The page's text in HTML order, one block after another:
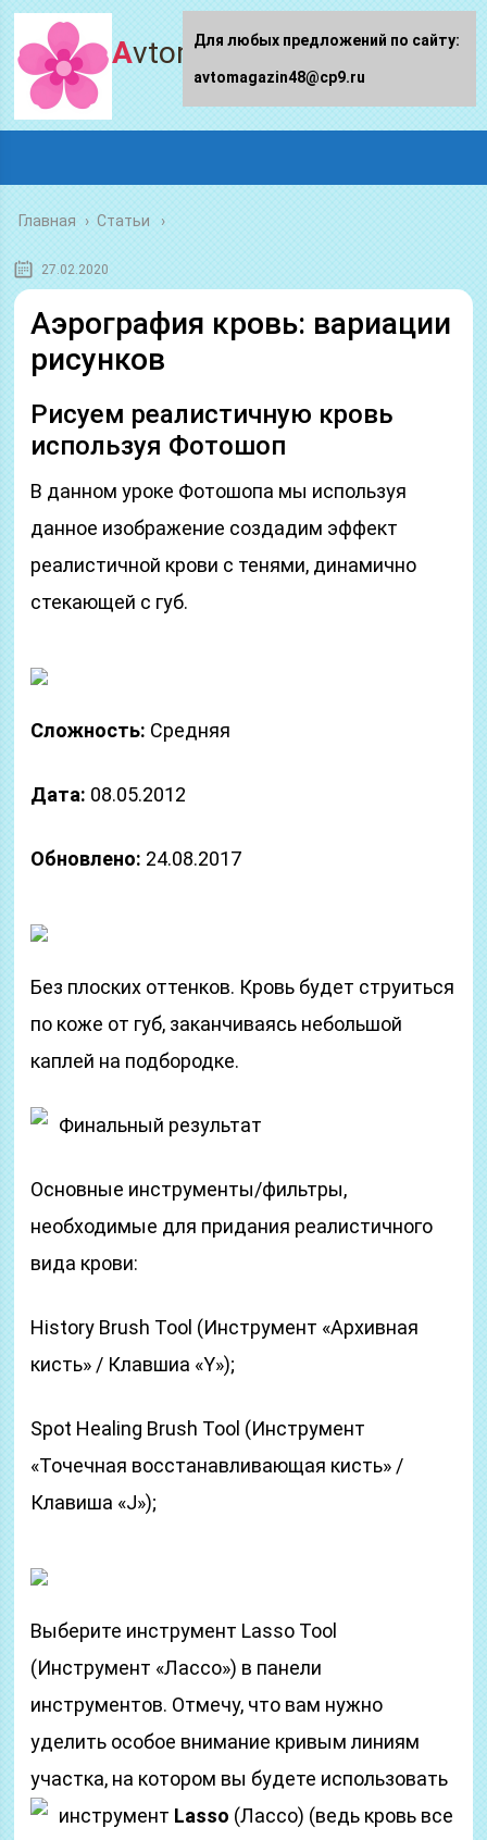
Avtomagazin48.ru
Главная › Статьи
27.02.2020
Аэрография кровь: вариации
рисунков
Рисуем реалистичную кровь
используя Фотошоп
В данном уроке Фотошопа мы используя
данное изображение создадим эффект
реалистичной крови с тенями, динамично
стекающей с губ.
Сложность: Средняя
Дата: 08.05.2012
Обновлено: 24.08.2017
Без плоских оттенков. Кровь будет струиться
по коже от губ, заканчиваясь небольшой
каплей на подбородке.
Финальный результат
Основные инструменты/фильтры,
необходимые для придания реалистичного
вида крови:
History Brush Tool (Инструмент «Архивная
кисть» / Клавшиа «Y»);
Spot Healing Brush Tool (Инструмент
«Точечная восстанавливающая кисть» /
Клавиша «J»);
Выберите инструмент Lasso Tool
(Инструмент «Лассо») в панели
инструментов. Отмечу, что вам нужно
уделить особое внимание кривым линиям
участка, на котором вы будете использовать
инструмент Lasso (Лассо) (ведь кровь все
Для любых предложений по сайту:
avtomagazin48@cp9.ru